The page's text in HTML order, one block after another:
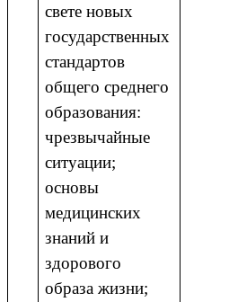
свете новых
государственных
стандартов
общего среднего
образования:
чрезвычайные
ситуации;
основы
медицинских
знаний и
здорового
образа жизни;